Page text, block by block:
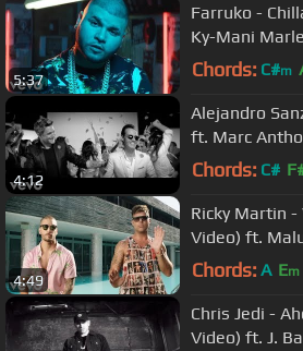
5:37
Farruko -
Ky-Mani
Chords: C#m
4:12
Alejandro
ft. Marc
Chords: C#
4:49
Ricky Martin -
Video) ft.
Chords: A Em
Chris Jedi -
Video) ft. J.